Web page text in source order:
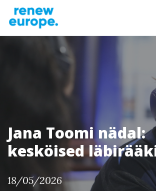
Jana Toomi nädal:
kesköised
18/05/2026